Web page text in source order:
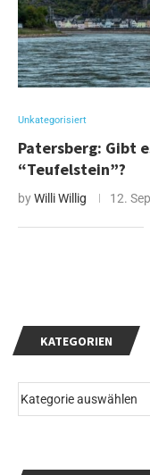
Unkategorisiert
Patersberg: Gibt
“Teufelstein”?
byWilli Willig 12.
KATEGORIEN